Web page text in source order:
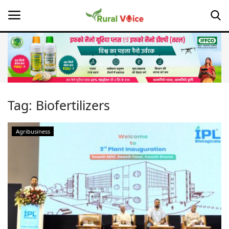
Home
About Us
Politics
Magazine
Tag: Biofertilizers
Agribusiness